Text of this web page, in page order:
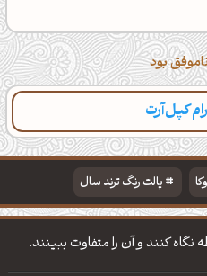
بود
کپل‌آرت
تایپوگرافی پالت‌ها
پالت رنگ ترند سال
تایپوگرافی شعر مولانا
کنند و آن را متفاوت ببینند.